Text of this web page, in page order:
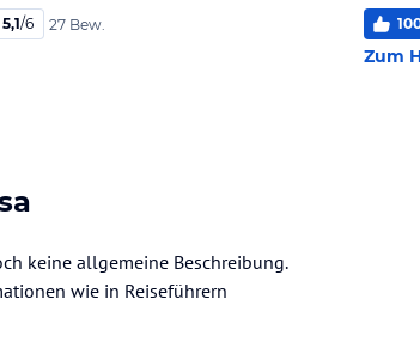
5,1/6 27 Bew.
Zum
keine allgemeine Beschreibung.
wie in Reiseführern